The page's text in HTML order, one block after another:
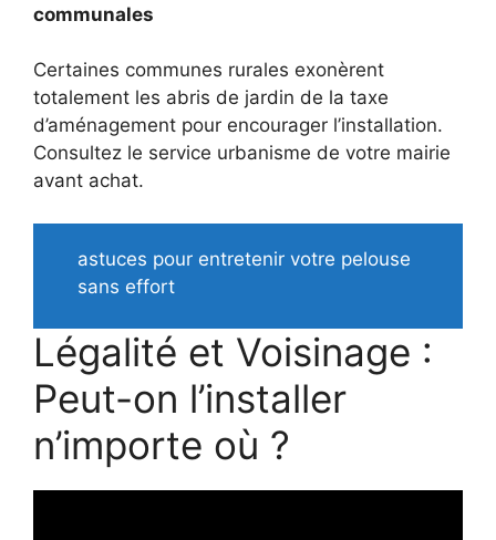
communales
Certaines communes rurales exonèrent
totalement les abris de jardin de la taxe
d’aménagement pour encourager l’installation.
Consultez le service urbanisme de votre mairie
avant achat.
astuces pour entretenir votre pelouse
sans effort
Légalité et Voisinage :
Peut-on l’installer
n’importe où ?